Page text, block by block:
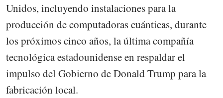
Unidos, incluyendo instalaciones para la
producción de computadoras cuánticas, durante
los próximos cinco años, la última compañía
tecnológica estadounidense en respaldar el
impulso del Gobierno de Donald Trump para la
fabricación local.